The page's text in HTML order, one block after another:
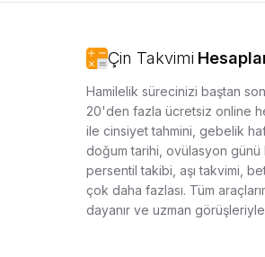
Çin Takvimi
Hamilelik sürecinizi baştan
20'den fazla ücretsiz online
ile cinsiyet tahmini, gebelik
doğum tarihi, ovülasyon
persentil takibi, aşı takvimi,
çok daha fazlası. Tüm
dayanır ve uzman